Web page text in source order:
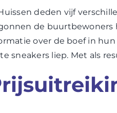
deden vijf
de buurtbewoners
over de boef in
sneakers liep. Met als